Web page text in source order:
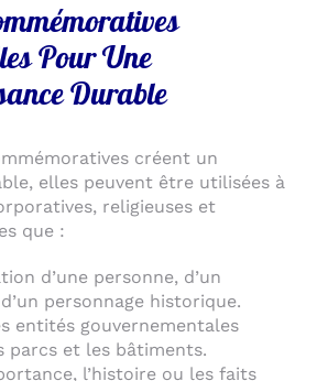
Pour Une
Durable
créent un
elles peuvent être utilisées à
religieuses et
que :
d’une personne, d’un
personnage historique.
entités gouvernementales
parcs et les bâtiments.
l’histoire ou les faits